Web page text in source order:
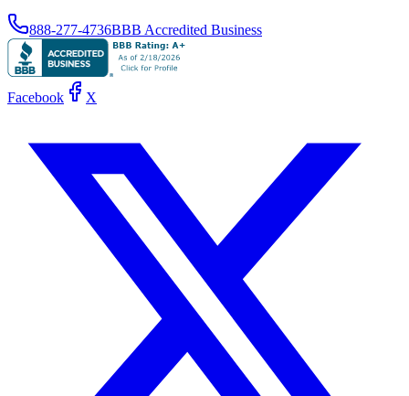
888-277-4736BBB Accredited Business
Facebook X